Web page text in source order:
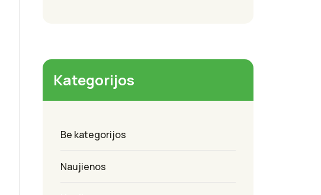
Kategorijos
Be kategorijos
Naujienos